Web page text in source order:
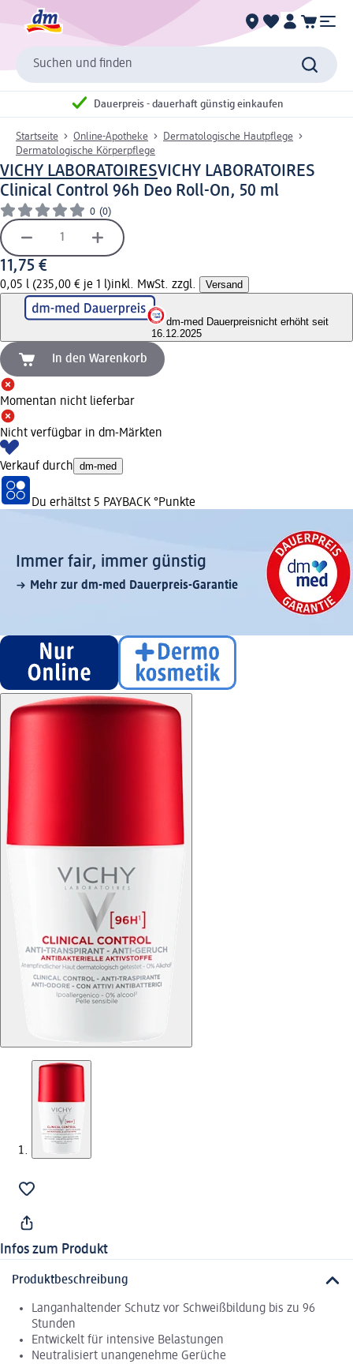
Suchen und finden
Dauerpreis - dauerhaft günstig einkaufen
Startseite Online-Apotheke
Dermatologische Hautpflege
Dermatologische Körperpflege
VICHY LABORATOIRESVICHY LABORATOIRES
Clinical Control 96h Deo Roll-On, 50 ml
0 (0)
11,75 €
0,05 l (235,00 € je 1 l)inkl. MwSt. zzgl. Versand
dm-med Dauerpreisnicht erhöht seit
16.12.2025
In den Warenkorb
Momentan nicht lieferbar
Nicht verfügbar in dm-Märkten
Verkauf durch dm-med
Du erhältst 5 PAYBACK °Punkte
Immer fair,­ immer günstig
Mehr zur dm-med Dauerpreis-Garantie
Infos zum Produkt
Produktbeschreibung
Langanhaltender Schutz vor Schweißbildung bis zu 96
Stunden
Entwickelt für intensive Belastungen
Neutralisiert unangenehme Gerüche